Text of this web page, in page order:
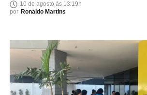
10 de agosto às 13:19h
por Ronaldo Martins